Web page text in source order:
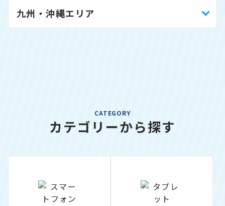
九州・沖縄エリア
CATEGORY
カテゴリーから探す